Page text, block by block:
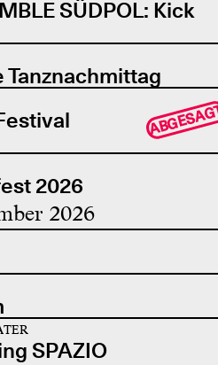
SÜDPOL: Kick
Tanznachmittag
2026
2026
SPAZIO